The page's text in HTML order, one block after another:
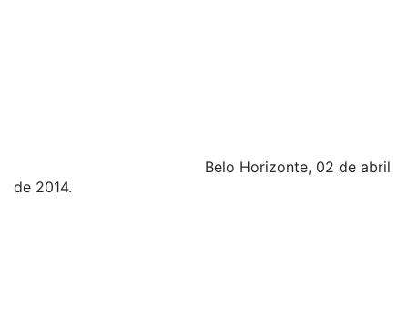
Belo Horizonte, 02 de abril
de 2014.